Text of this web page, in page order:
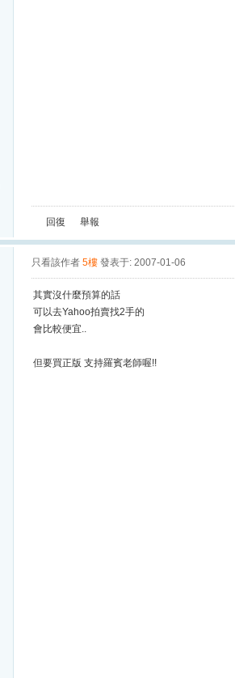
回復
舉報
只看該作者 5樓 發表于: 2007-01-06
其實沒什麼預算的話
可以去Yahoo拍賣找2手的
會比較便宜..
但要買正版 支持羅賓老師喔!!